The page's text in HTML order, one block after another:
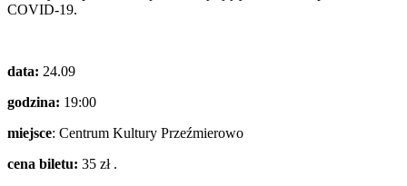
COVID-19.
data: 24.09
godzina: 19:00
miejsce: Centrum Kultury Przeźmierowo
cena biletu: 35 zł .